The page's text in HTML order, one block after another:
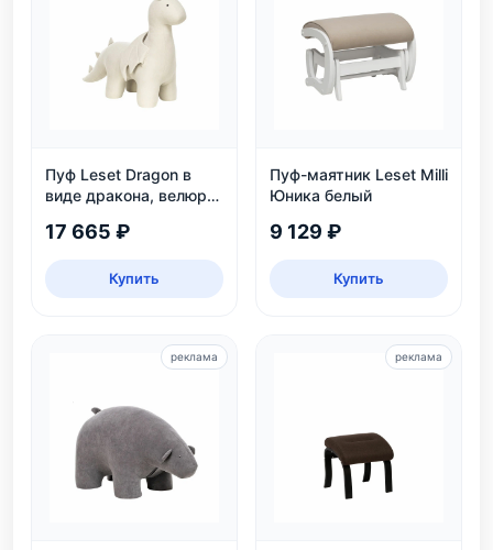
Пуф Leset Dragon в
виде дракона, велюр
детской
17 665 ₽
Купить
Пуф-маятник Leset Milli
Юника белый
9 129 ₽
Купить
реклама реклама